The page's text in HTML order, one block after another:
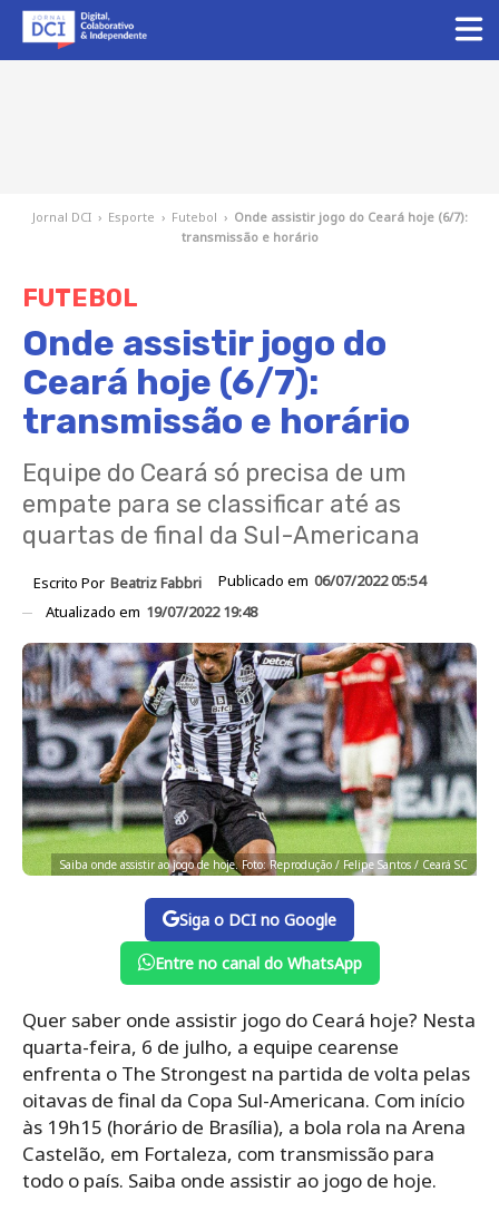
Jornal DCI › Esporte › Futebol › Onde assistir jogo do Ceará hoje (6/7):
transmissão e horário
FUTEBOL
Onde assistir jogo do
Ceará hoje (6/7):
transmissão e horário
Equipe do Ceará só precisa de um
empate para se classificar até as
quartas de final da Sul-Americana
Escrito Por Beatriz Fabbri Publicado em 06/07/2022 05:54
Atualizado em 19/07/2022 19:48
Saiba onde assistir ao jogo de hoje. Foto: Reprodução / Felipe Santos / Ceará SC
Siga o DCI no Google
Entre no canal do WhatsApp
Quer saber onde assistir jogo do Ceará hoje? Nesta
quarta-feira, 6 de julho, a equipe cearense
enfrenta o The Strongest na partida de volta pelas
oitavas de final da Copa Sul-Americana. Com início
às 19h15 (horário de Brasília), a bola rola na Arena
Castelão, em Fortaleza, com transmissão para
todo o país. Saiba onde assistir ao jogo de hoje.